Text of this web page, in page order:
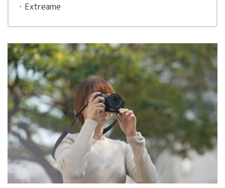
・Extreame